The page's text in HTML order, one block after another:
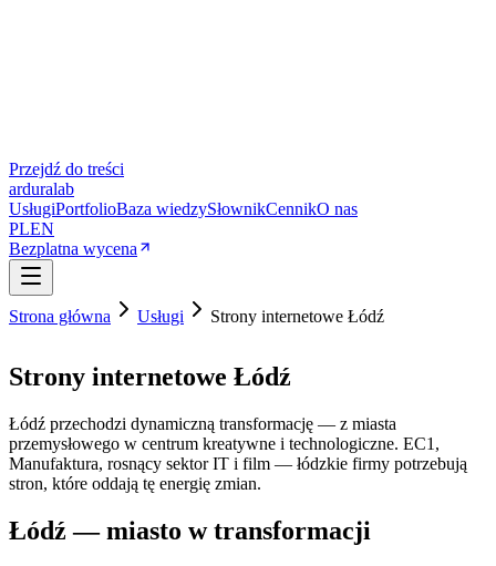
Przejdź do treści
arduralab
UsługiPortfolioBaza wiedzySłownikCennikO nas
PLEN
Bezplatna wycena
Strona główna Usługi Strony internetowe Łódź
Strony internetowe Łódź
Łódź przechodzi dynamiczną transformację — z miasta
przemysłowego w centrum kreatywne i technologiczne. EC1,
Manufaktura, rosnący sektor IT i film — łódzkie firmy potrzebują
stron, które oddają tę energię zmian.
Łódź — miasto w transformacji